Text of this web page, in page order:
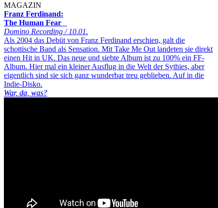
MAGAZIN
Franz Ferdinand:
The Human Fear
Domino Recording / 10.01.
Als 2004 das Debüt von Franz Ferdinand erschien, galt die
schottische Band als Sensation. Mit Take Me Out landeten sie direkt
einen Hit in UK. Das neue und siebte Album ist zu 100% ein FF-
Album. Hier mal ein kleiner Ausflug in die Welt der Sythies, aber
eigentlich sind sie sich ganz wunderbar treu geblieben. Auf in die
Indie-Disko.
War, da, was?